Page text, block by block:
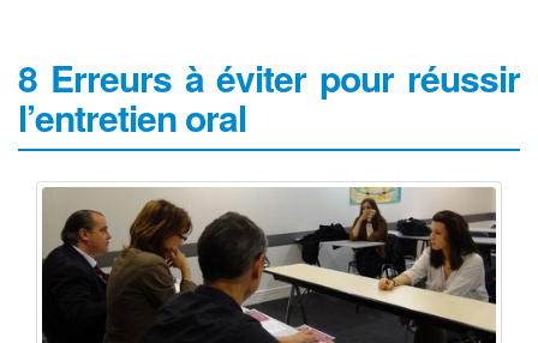
8 Erreurs à éviter pour réussir
l’entretien oral